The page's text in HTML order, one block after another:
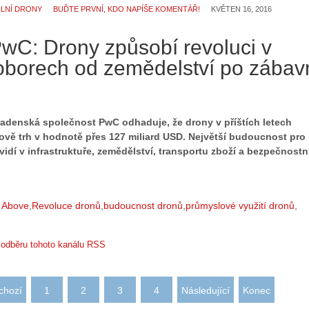
DRONY BUĎTE PRVNÍ, KDO NAPÍŠE KOMENTÁŘ! KVĚTEN 16, 2016
Drony způsobí revoluci v
od zemědelství po
společnost PwC odhaduje, že drony v příštích letech
trh v hodnotě přes 127 miliard USD. Největší budoucnost pro
v infrastruktuře, zemědělství, transportu zboží a
Revoluce dronů budoucnost dronů průmyslové využití dronů
tohoto kanálu RSS
1 2 3 4 Následující Konec
e
r
o
n
1
.
N
á
a
o
:
a
č
í
m
e
s
n
Z
k